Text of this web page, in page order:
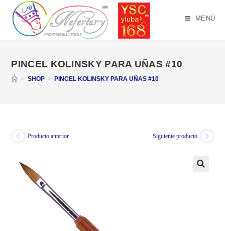
contenido
MENÚ
PINCEL KOLINSKY PARA UÑAS #10
> SHOP > PINCEL KOLINSKY PARA UÑAS #10
Producto anterior Siguiente producto